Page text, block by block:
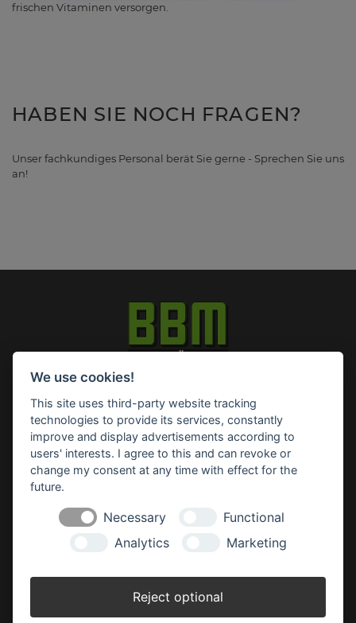
frischen Vitaminen versorgen.
HABEN SIE NOCH FRAGEN?
Unser fachkundiges Personal berät Sie gerne - Sprechen Sie uns
an!
Impressum Datenschutz
Cookie-Einstellungen ändern
BBM Baumarkt Achim
Margarete-Steiff-Allee 1
Telefon: 04202 91 03 50
E-Mail: achim(at)bbm-baumarkt.de
8.30 - 19.00 Uhr
We use cookies!
This site uses third-party website tracking
technologies to provide its services, constantly
improve and display advertisements according to
users' interests. I agree to this and can revoke or
change my consent at any time with effect for the
future.
Necessary
Functional
Analytics
Marketing
Reject optional